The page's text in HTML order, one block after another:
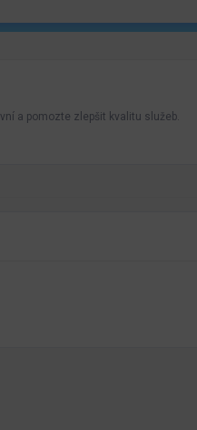
a pomozte zlepšit kvalitu služeb.